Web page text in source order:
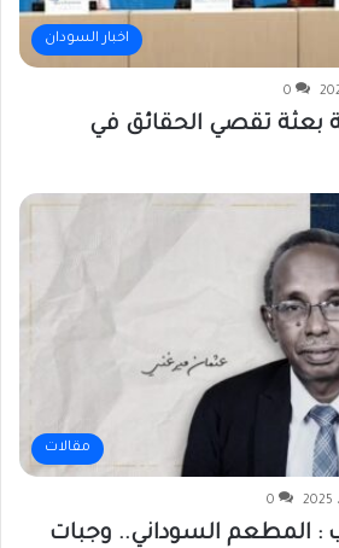
اخبار السودان
0
بعثة تقصي الحقائق في
مقالات
0
: المطعم السوداني.. وجبات